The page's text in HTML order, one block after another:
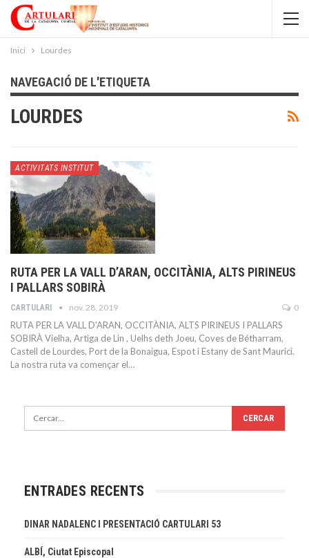
Inici Lourdes
NAVEGACIÓ DE L'ETIQUETA
LOURDES
ACTIVITATS INSTITUT
RUTA PER LA VALL D’ARAN, OCCITÀNIA, ALTS PIRINEUS
I PALLARS SOBIRÀ
CARTULARI nov. 28, 2019 0
RUTA PER LA VALL D'ARAN, OCCITÀNIA, ALTS PIRINEUS I PALLARS
SOBIRÀ Vielha, Artiga de Lin , Uelhs deth Joeu, Coves de Bétharram,
Castell de Lourdes, Port de la Bonaigua, Espot i Estany de Sant Maurici.
La nostra ruta va començar el…
ENTRADES RECENTS
DINAR NADALENC I PRESENTACIÓ CARTULARI 53
ALBÍ, Ciutat Episcopal